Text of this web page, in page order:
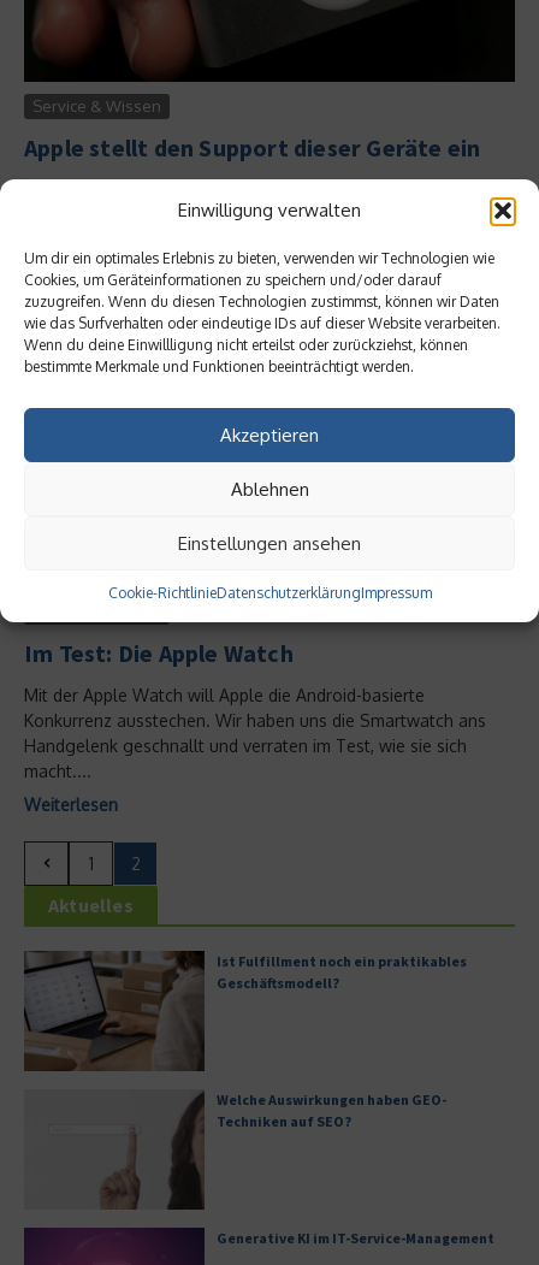
Einwilligung verwalten
Um dir ein optimales Erlebnis zu bieten, verwenden wir Technologien wie
Cookies, um Geräteinformationen zu speichern und/oder darauf
zuzugreifen. Wenn du diesen Technologien zustimmst, können wir Daten
wie das Surfverhalten oder eindeutige IDs auf dieser Website verarbeiten.
Wenn du deine Einwillligung nicht erteilst oder zurückziehst, können
bestimmte Merkmale und Funktionen beeinträchtigt werden.
Akzeptieren
Ablehnen
Einstellungen ansehen
Cookie-RichtlinieDatenschutzerklärungImpressum
Service & Wissen
Apple stellt den Support dieser Geräte ein
zehn Geräten ein. Unter anderem ist die erste Generation der
Weiterlesen
Im Test: Die Apple Watch
Mit der Apple Watch will Apple die Android-basierte
Konkurrenz ausstechen. Wir haben uns die Smartwatch ans
Handgelenk geschnallt und verraten im Test, wie sie sich
macht....
Weiterlesen
1 2
Aktuelles
Ist Fulfillment noch ein praktikables
Geschäftsmodell?
Welche Auswirkungen haben GEO-
Techniken auf SEO?
Generative KI im IT-Service-Management